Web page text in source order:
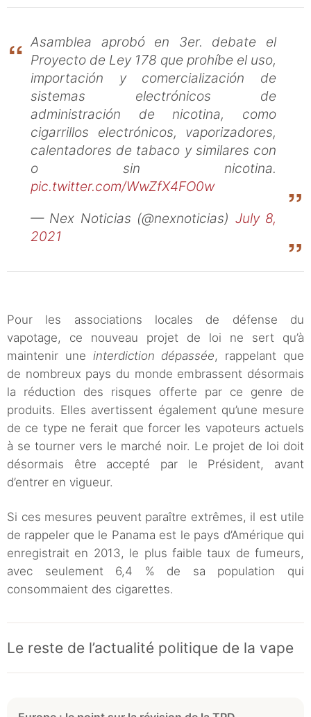
Asamblea aprobó en 3er. debate el
Proyecto de Ley 178 que prohíbe el uso,
importación y comercialización de
sistemas electrónicos de
administración de nicotina, como
cigarrillos electrónicos, vaporizadores,
calentadores de tabaco y similares con
o sin nicotina.
pic.twitter.com/WwZfX4FO0w
— Nex Noticias (@nexnoticias) July 8,
2021
Pour les associations locales de défense du
vapotage, ce nouveau projet de loi ne sert qu’à
maintenir une interdiction dépassée, rappelant que
de nombreux pays du monde embrassent désormais
la réduction des risques offerte par ce genre de
produits. Elles avertissent également qu’une mesure
de ce type ne ferait que forcer les vapoteurs actuels
à se tourner vers le marché noir. Le projet de loi doit
désormais être accepté par le Président, avant
d’entrer en vigueur.
Si ces mesures peuvent paraître extrêmes, il est utile
de rappeler que le Panama est le pays d’Amérique qui
enregistrait en 2013, le plus faible taux de fumeurs,
avec seulement 6,4 % de sa population qui
consommaient des cigarettes.
Le reste de l’actualité politique de la vape